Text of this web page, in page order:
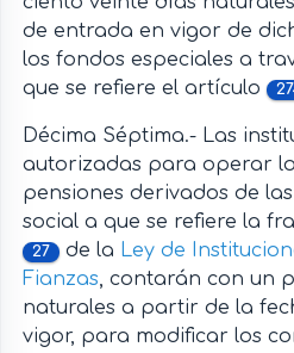
de entrada en vigor de
los fondos especiales a
que se refiere el artículo
Décima Séptima.- Las
autorizadas para operar
pensiones derivados de
social a que se refiere la
27 de la Ley de
Fianzas, contarán con un
naturales a partir de la
vigor, para modificar los